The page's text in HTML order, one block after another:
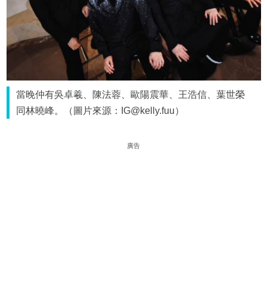
當晚仲有吳卓羲、陳法蓉、歐陽震華、王浩信、葉世榮
同林曉峰。（圖片來源：IG@kelly.fuu）
廣告